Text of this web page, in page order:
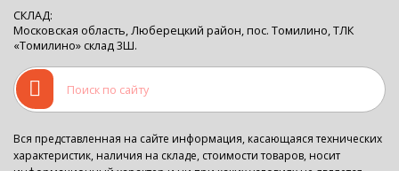
СКЛАД:
Московская область, Люберецкий район, пос. Томилино, ТЛК
«Томилино» склад 3Ш.
Вся представленная на сайте информация, касающаяся технических
характеристик, наличия на складе, стоимости товаров, носит